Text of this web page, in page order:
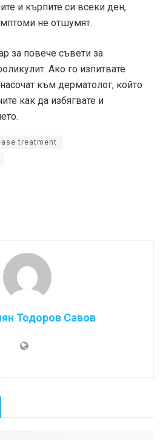
и кърпите си всеки ден,
не отшумят.
за повече съвети за
Ако го изпитвате
към дерматолог, който
как да избягвате и
treatment
Тодоров Савов